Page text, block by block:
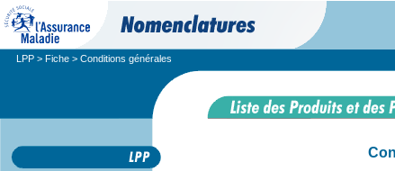
LPP > Fiche > Conditions générales